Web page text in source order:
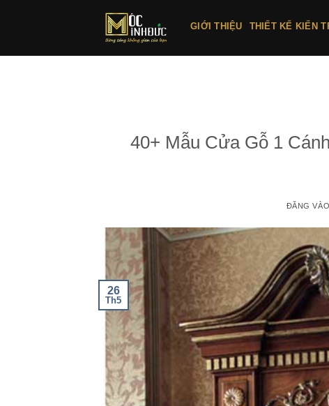
GIỚI THIỆU THIẾT KẾ KIẾN
40+ Mẫu Cửa Gỗ 1
ĐĂNG VÀO
26
Th5